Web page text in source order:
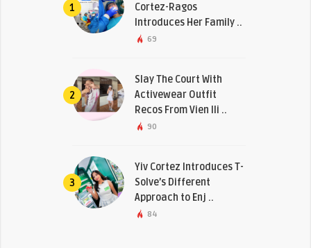
1
Cortez-Ragos
Introduces Her Family ..
69
2
Slay The Court With
Activewear Outfit
Recos From Vien Ili ..
90
3
Yiv Cortez Introduces T-
Solve’s Different
Approach to Enj ..
84